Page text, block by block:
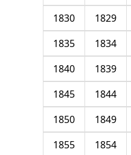
1829
1830
1834
1835
1839
1840
1844
1845
1849
1850
1854
1855